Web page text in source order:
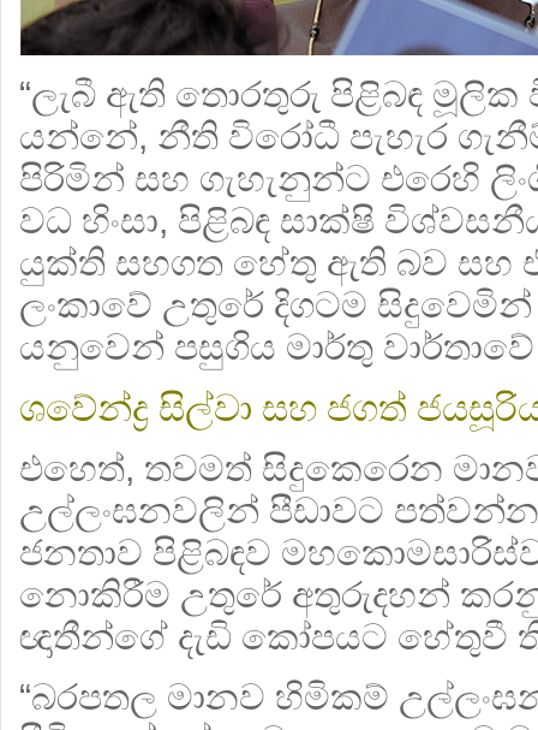
“ලැබී ඇති තොරතුරු පිළිබඳ මූලික
යන්නේ, නීති විරෝධී පැහැර
පිරිමින් සහ ගැහැනුන්ට එරෙහි
වධ හිංසා, පිළිබඳ සාක්ෂි
යුක්ති සහගත හේතු ඇති බව සහ
ලංකාවේ උතුරේ දිගටම සිදුවෙමින්
යනුවෙන් පසුගිය මාර්තු වාර්තාවේ
ශවේන්ද්‍ර සිල්වා සහ ජගත්
එහෙත්, තවමත් සිදුකෙරෙන
උල්ලංඝනවලින් පීඩාවට
ජනතාව පිළිබඳව
නොකිරීම උතුරේ අතුරුදහන්
ඥාතීන්ගේ දැඩි කෝපයට හේතුවී
“බරපතල මානව හිමිකම්